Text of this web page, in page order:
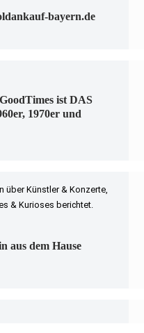
bayern.de
ist DAS
1970er und
über Künstler & Konzerte,
& Kurioses berichtet.
aus dem Hause